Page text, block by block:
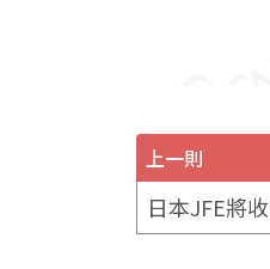
上一則
日本JFE將